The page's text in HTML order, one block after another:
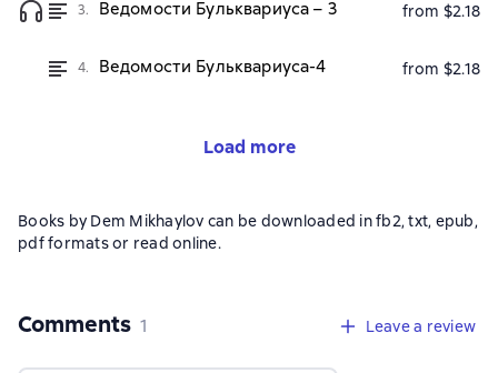
3. Ведомости Бульквариуса – 3 from $2.18
4. Ведомости Бульквариуса-4 from $2.18
Load more
Books by Dem Mikhaylov can be downloaded in fb2, txt, epub,
pdf formats or read online.
Comments 1 review
1 Leave a review